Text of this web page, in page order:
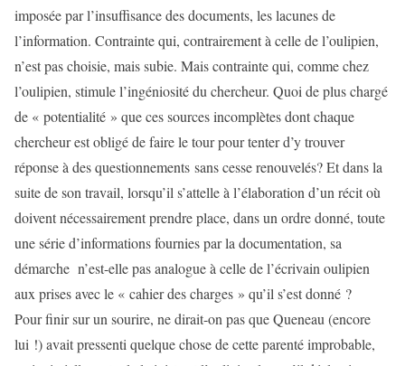
imposée par l’insuffisance des documents, les lacunes de
l’information. Contrainte qui, contrairement à celle de l’oulipien,
n’est pas choisie, mais subie. Mais contrainte qui, comme chez
l’oulipien, stimule l’ingéniosité du chercheur. Quoi de plus chargé
de « potentialité » que ces sources incomplètes dont chaque
chercheur est obligé de faire le tour pour tenter d’y trouver
réponse à des questionnements sans cesse renouvelés? Et dans la
suite de son travail, lorsqu’il s’attelle à l’élaboration d’un récit où
doivent nécessairement prendre place, dans un ordre donné, toute
une série d’informations fournies par la documentation, sa
démarche n’est-elle pas analogue à celle de l’écrivain oulipien
aux prises avec le « cahier des charges » qu’il s’est donné ?
Pour finir sur un sourire, ne dirait-on pas que Queneau (encore
lui !) avait pressenti quelque chose de cette parenté improbable,